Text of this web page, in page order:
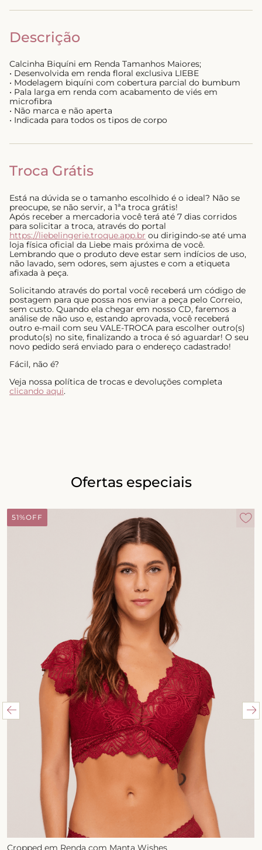
Descrição
Calcinha Biquíni em Renda Tamanhos Maiores;
• Desenvolvida em renda floral exclusiva LIEBE
• Modelagem biquíni com cobertura parcial do bumbum
• Pala larga em renda com acabamento de viés em
microfibra
• Não marca e não aperta
• Indicada para todos os tipos de corpo
Troca Grátis
Está na dúvida se o tamanho escolhido é o ideal? Não se
preocupe, se não servir, a 1ªa troca grátis!
Após receber a mercadoria você terá até 7 dias corridos
para solicitar a troca, através do portal
https://liebelingerie.troque.app.br ou dirigindo-se até uma
loja física oficial da Liebe mais próxima de você.
Lembrando que o produto deve estar sem indícios de uso,
não lavado, sem odores, sem ajustes e com a etiqueta
afixada à peça.
Solicitando através do portal você receberá um código de
postagem para que possa nos enviar a peça pelo Correio,
sem custo. Quando ela chegar em nosso CD, faremos a
análise de não uso e, estando aprovada, você receberá
outro e-mail com seu VALE-TROCA para escolher outro(s)
produto(s) no site, finalizando a troca é só aguardar! O seu
novo pedido será enviado para o endereço cadastrado!
Fácil, não é?
Veja nossa política de trocas e devoluções completa
clicando aqui.
Ofertas especiais
51%OFF
Cropped em Renda com Manta Wishes